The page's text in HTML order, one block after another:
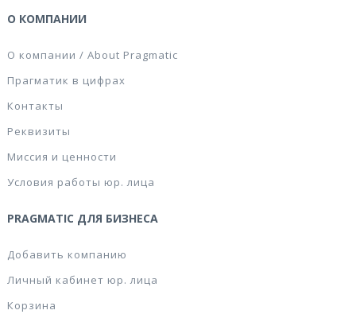
О КОМПАНИИ
О компании / About Pragmatic
Прагматик в цифрах
Контакты
Реквизиты
Миссия и ценности
Условия работы юр. лица
PRAGMATIC ДЛЯ БИЗНЕСА
Добавить компанию
Личный кабинет юр. лица
Корзина